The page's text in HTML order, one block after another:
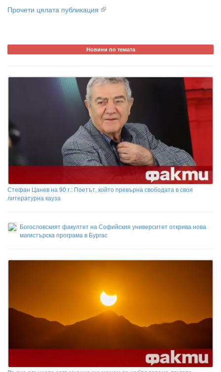
Прочети цялата публикация
Новини по темата
Стефан Цанев на 90 г.: Поетът, който превърна свободата в своя
литературна кауза
Богословският факултет на Софийския университет открива нова
магистърска програма в Бургас